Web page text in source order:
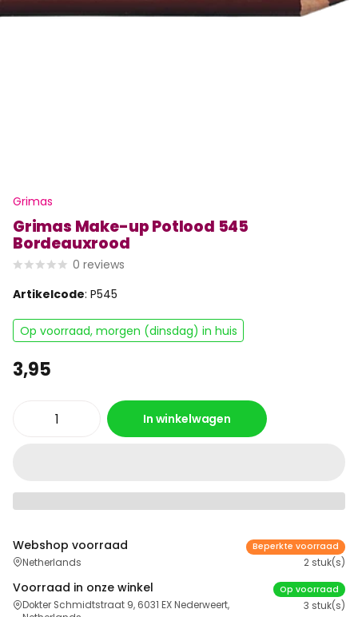
Grimas
Grimas Make-up Potlood 545
Bordeauxrood
0 reviews
Artikelcode: P545
Op voorraad, morgen (dinsdag) in huis
3,95
In winkelwagen
Webshop voorraad
Netherlands
Beperkte voorraad
2 stuk(s)
Voorraad in onze winkel
Dokter Schmidtstraat 9, 6031 EX Nederweert,
Op voorraad
3 stuk(s)